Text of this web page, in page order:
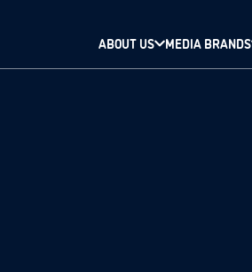
ABOUT US MEDIA BRANDS